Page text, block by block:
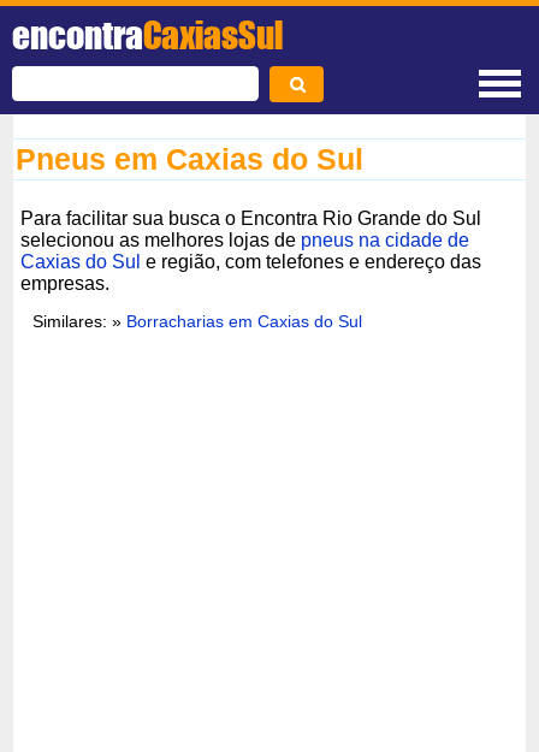
encontraCaxiasSul
Pneus em Caxias do Sul
Para facilitar sua busca o Encontra Rio Grande do Sul
selecionou as melhores lojas de pneus na cidade de
Caxias do Sul e região, com telefones e endereço das
empresas.
Similares: » Borracharias em Caxias do Sul